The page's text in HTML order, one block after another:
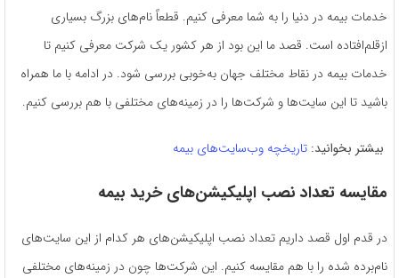
خدمات بیمه در دنیا را به شما معرفی کنیم. قطعاً نام‌های بزرگ بسیاری
ازقلم‌افتاده است. قصد ما این بود از هر کشور یک شرکت معرفی کنیم تا
خدمات بیمه در نقاط مختلف جهان به‌خوبی بررسی شود. در ادامه با ما همراه
باشید تا این سایت‌ها و شرکت‌ها را در زمینه‌های مختلفی با هم بررسی کنیم.
بیشتر بخوانید: تاریخچه وب‌سایت‌های بیمه
مقایسه تعداد نصب اپلیکیشن‌های خرید بیمه
در قدم اول قصد داریم تعداد نصب اپلیکیشن‌های هر کدام از این سایت‌های
نام‌برده شده را با هم مقایسه کنیم. این شرکت‌ها چون در زمینه‌های مختلفی